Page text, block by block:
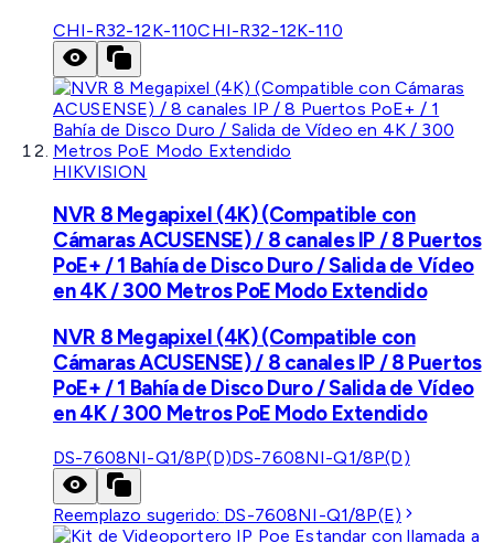
CHI-R32-12K-110CHI-R32-12K-110
HIKVISION
NVR 8 Megapixel (4K) (Compatible con
Cámaras ACUSENSE) / 8 canales IP / 8 Puertos
PoE+ / 1 Bahía de Disco Duro / Salida de Vídeo
en 4K / 300 Metros PoE Modo Extendido
NVR 8 Megapixel (4K) (Compatible con
Cámaras ACUSENSE) / 8 canales IP / 8 Puertos
PoE+ / 1 Bahía de Disco Duro / Salida de Vídeo
en 4K / 300 Metros PoE Modo Extendido
DS-7608NI-Q1/8P(D)DS-7608NI-Q1/8P(D)
Reemplazo sugerido: DS-7608NI-Q1/8P(E)